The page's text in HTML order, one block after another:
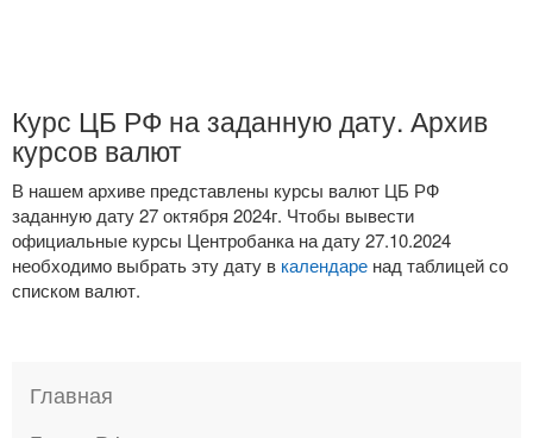
Курс ЦБ РФ на заданную дату. Архив
курсов валют
В нашем архиве представлены курсы валют ЦБ РФ
заданную дату 27 октября 2024г. Чтобы вывести
официальные курсы Центробанка на дату 27.10.2024
необходимо выбрать эту дату в календаре над таблицей со
списком валют.
Главная